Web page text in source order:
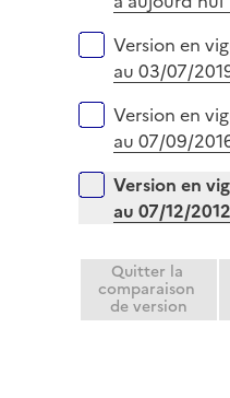
r
i
e
Version en
au 03/07/
Version en
au 07/09/
Version en
au 07/12/2012
Quitter la
comparaison
de version